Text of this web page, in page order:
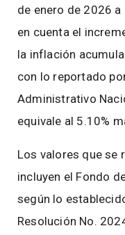
de enero de 2026
en cuenta el
la inflación
con lo reportado
Administrativo
equivale al 5.10%
Los valores que se
incluyen el Fondo
según lo
Resolución No.